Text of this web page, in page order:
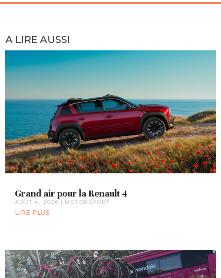
A LIRE AUSSI
Grand air pour la Renault 4
AOÛT 4, 2026 | MOTORSPORT
LIRE PLUS